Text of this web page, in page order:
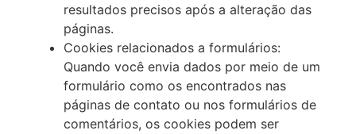
resultados precisos após a alteração das
páginas.
Cookies relacionados a formulários:
Quando você envia dados por meio de um
formulário como os encontrados nas
páginas de contato ou nos formulários de
comentários, os cookies podem ser